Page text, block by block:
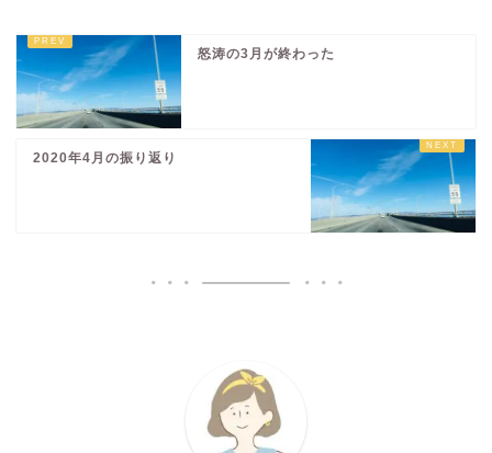
怒涛の3月が終わった
2020年4月の振り返り